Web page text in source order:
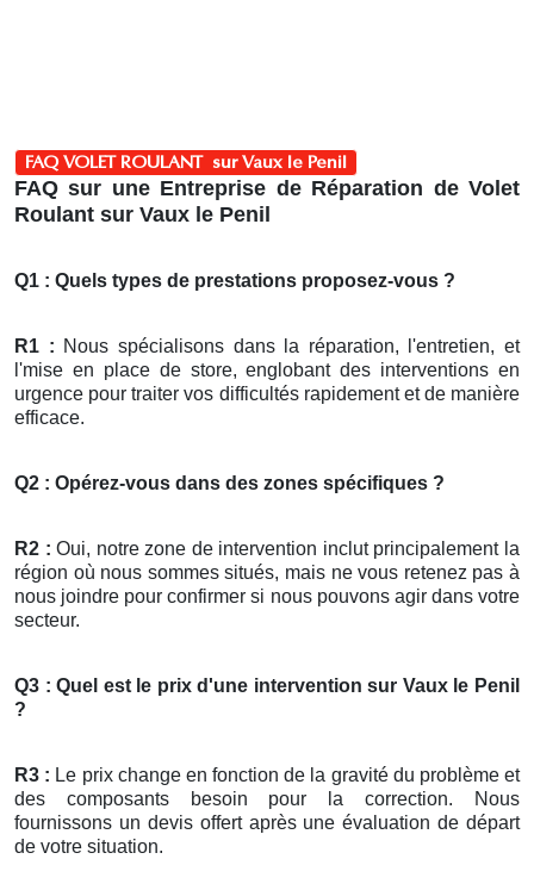
FAQ VOLET ROULANT sur Vaux le Penil
FAQ sur une Entreprise de Réparation de Volet
Roulant sur Vaux le Penil
Q1 : Quels types de prestations proposez-vous ?
R1 : Nous spécialisons dans la réparation, l'entretien, et
l'mise en place de store, englobant des interventions en
urgence pour traiter vos difficultés rapidement et de manière
efficace.
Q2 : Opérez-vous dans des zones spécifiques ?
R2 : Oui, notre zone de intervention inclut principalement la
région où nous sommes situés, mais ne vous retenez pas à
nous joindre pour confirmer si nous pouvons agir dans votre
secteur.
Q3 : Quel est le prix d'une intervention sur Vaux le Penil
?
R3 : Le prix change en fonction de la gravité du problème et
des composants besoin pour la correction. Nous
fournissons un devis offert après une évaluation de départ
de votre situation.